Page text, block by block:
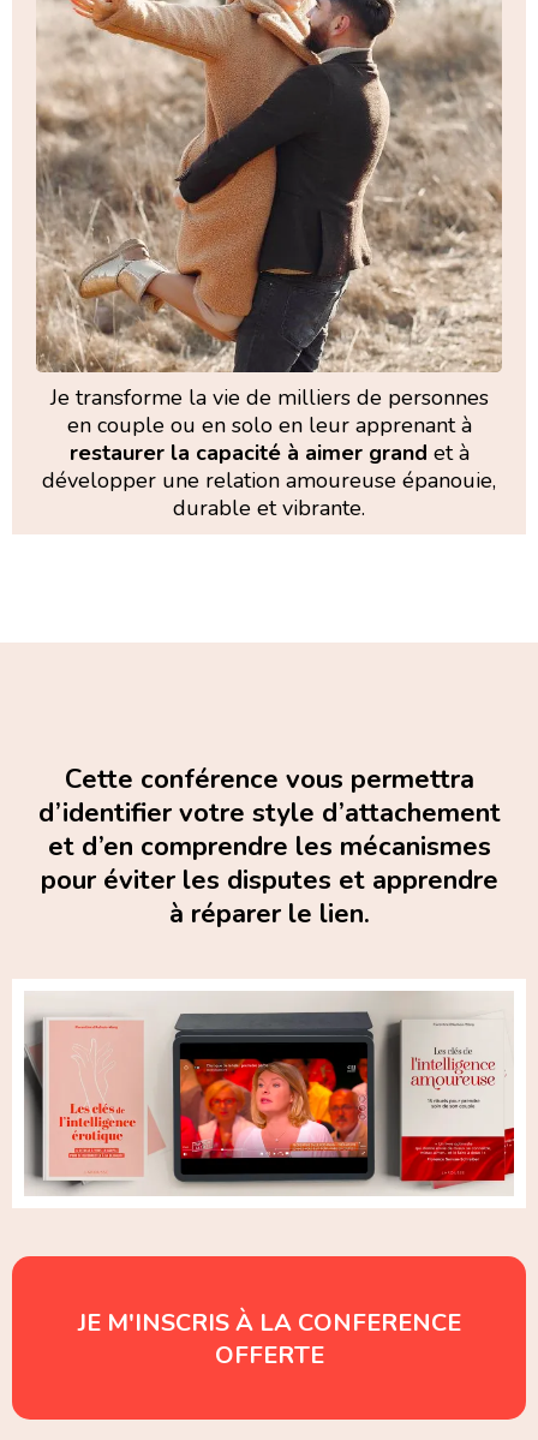
Je transforme la vie de milliers de personnes
en couple ou en solo en leur apprenant à
restaurer la capacité à aimer grand et à
développer une relation amoureuse épanouie,
durable et vibrante.
Cette conférence vous permettra
d’identifier votre style d’attachement
et d’en comprendre les mécanismes
pour éviter les disputes et apprendre
à réparer le lien.
JE M'INSCRIS À LA CONFERENCE
OFFERTE